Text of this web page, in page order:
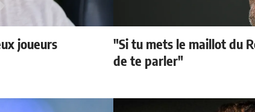
joueurs
"Si tu mets le maillot du
de te parler"